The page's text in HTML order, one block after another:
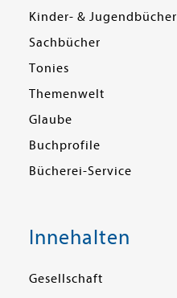
Kinder- & Jugendbücher
Sachbücher
Tonies
Themenwelt
Glaube
Buchprofile
Bücherei-Service
Innehalten
Gesellschaft